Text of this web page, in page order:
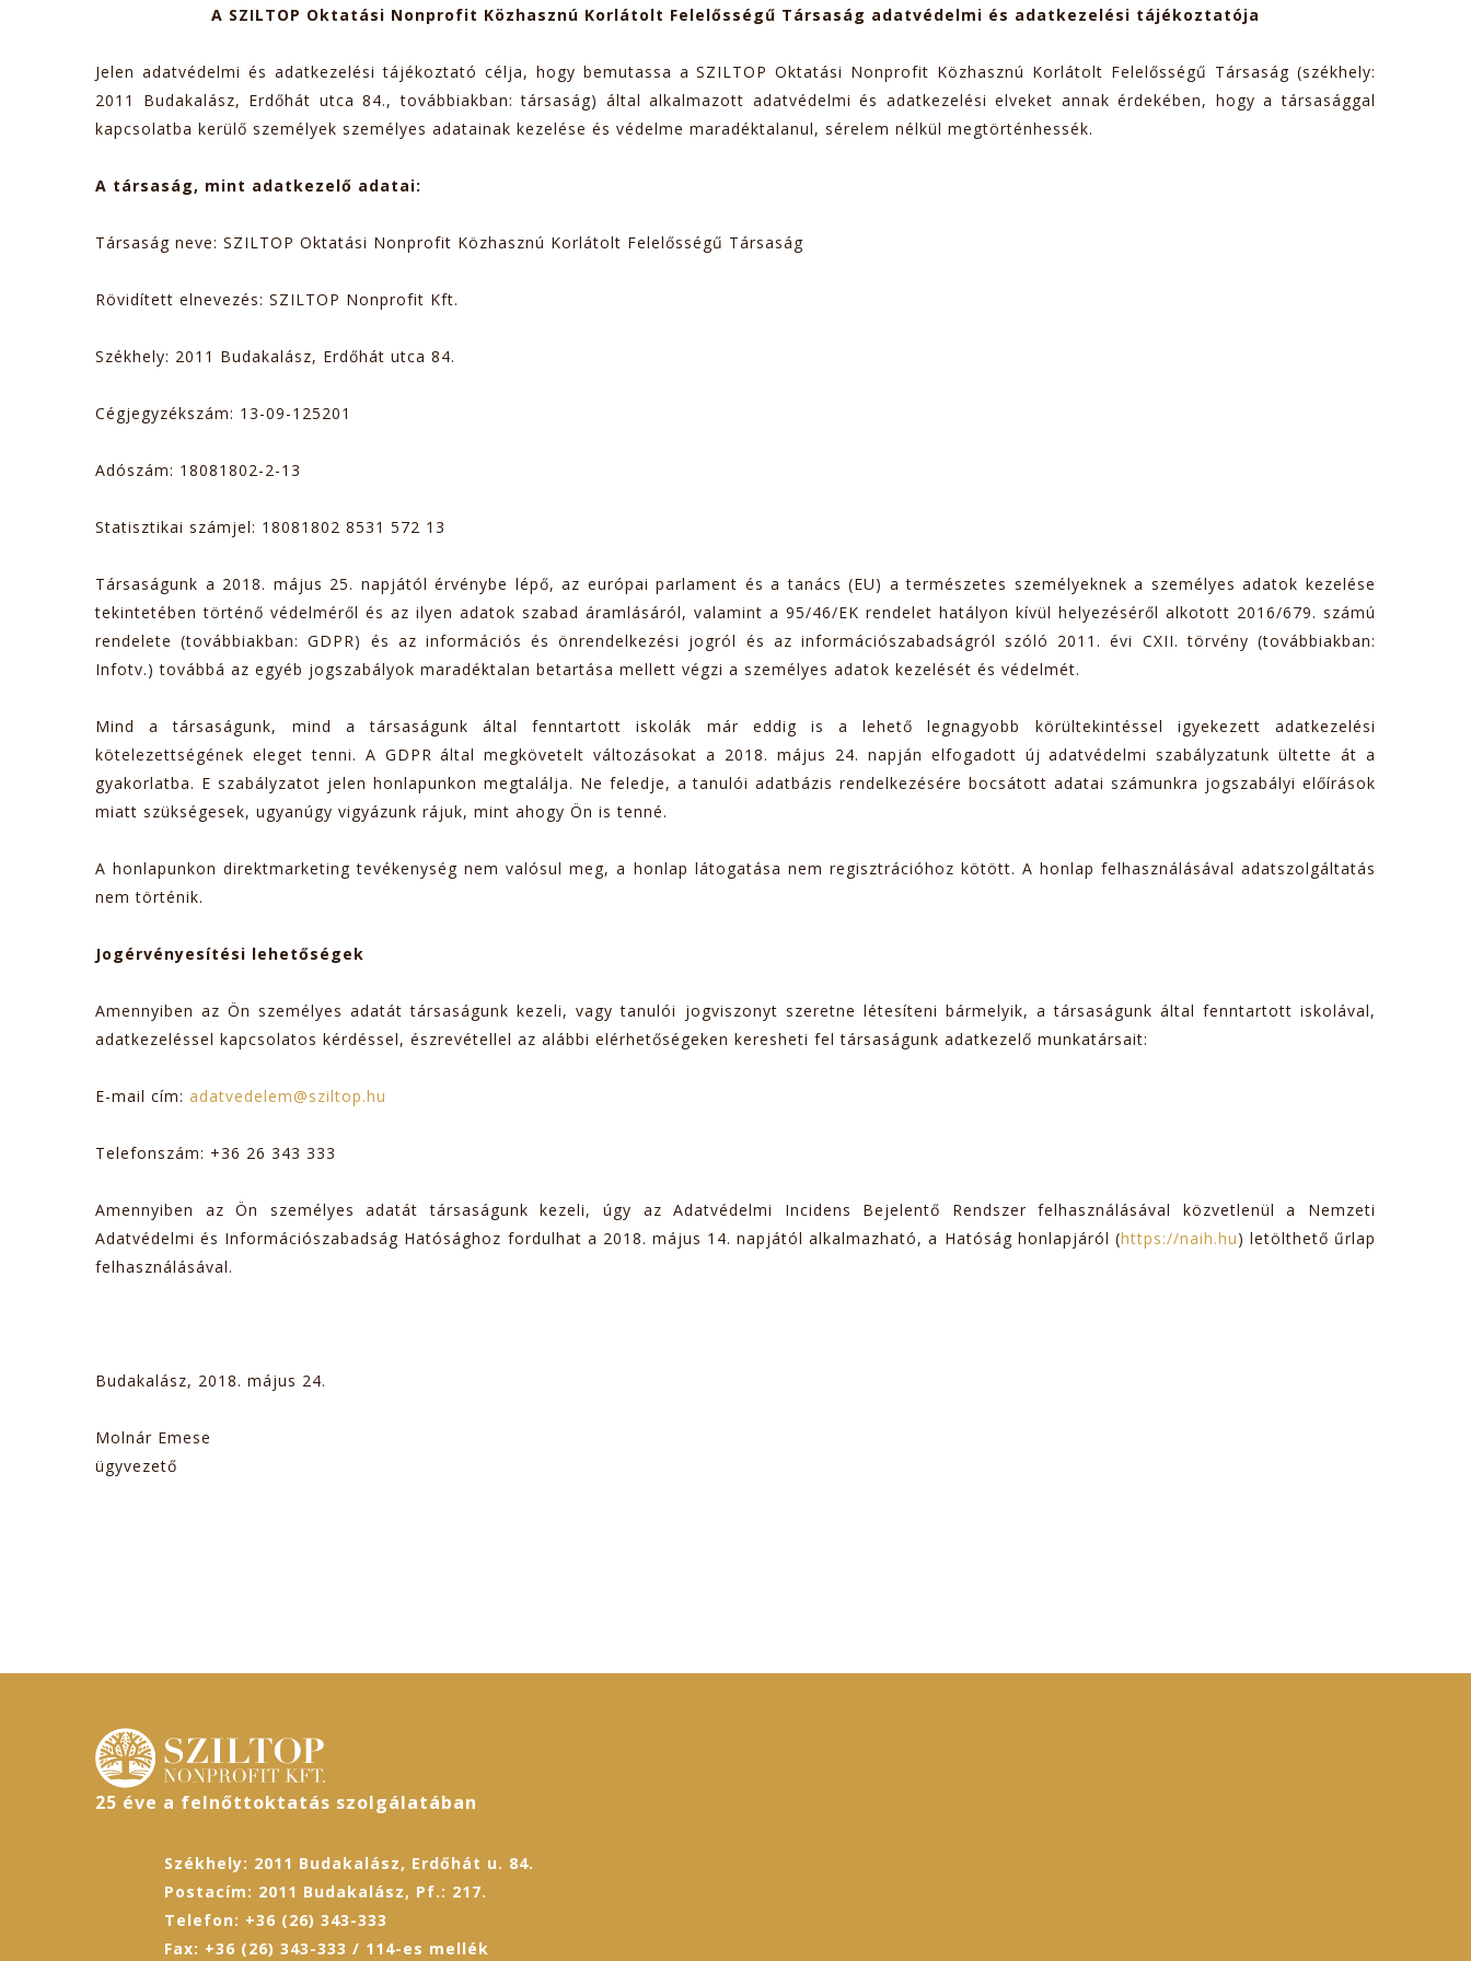
A SZILTOP Oktatási Nonprofit Közhasznú Korlátolt Felelősségű Társaság adatvédelmi és adatkezelési tájékoztatója
Jelen adatvédelmi és adatkezelési tájékoztató célja, hogy bemutassa a SZILTOP Oktatási Nonprofit Közhasznú Korlátolt Felelősségű Társaság (székhely:
2011 Budakalász, Erdőhát utca 84., továbbiakban: társaság) által alkalmazott adatvédelmi és adatkezelési elveket annak érdekében, hogy a társasággal
kapcsolatba kerülő személyek személyes adatainak kezelése és védelme maradéktalanul, sérelem nélkül megtörténhessék.
A társaság, mint adatkezelő adatai:
Társaság neve: SZILTOP Oktatási Nonprofit Közhasznú Korlátolt Felelősségű Társaság
Rövidített elnevezés: SZILTOP Nonprofit Kft.
Székhely: 2011 Budakalász, Erdőhát utca 84.
Cégjegyzékszám: 13-09-125201
Adószám: 18081802-2-13
Statisztikai számjel: 18081802 8531 572 13
Társaságunk a 2018. május 25. napjától érvénybe lépő, az európai parlament és a tanács (EU) a természetes személyeknek a személyes adatok kezelése
tekintetében történő védelméről és az ilyen adatok szabad áramlásáról, valamint a 95/46/EK rendelet hatályon kívül helyezéséről alkotott 2016/679. számú
rendelete (továbbiakban: GDPR) és az információs és önrendelkezési jogról és az információszabadságról szóló 2011. évi CXII. törvény (továbbiakban:
Infotv.) továbbá az egyéb jogszabályok maradéktalan betartása mellett végzi a személyes adatok kezelését és védelmét.
Mind a társaságunk, mind a társaságunk által fenntartott iskolák már eddig is a lehető legnagyobb körültekintéssel igyekezett adatkezelési
kötelezettségének eleget tenni. A GDPR által megkövetelt változásokat a 2018. május 24. napján elfogadott új adatvédelmi szabályzatunk ültette át a
gyakorlatba. E szabályzatot jelen honlapunkon megtalálja. Ne feledje, a tanulói adatbázis rendelkezésére bocsátott adatai számunkra jogszabályi előírások
miatt szükségesek, ugyanúgy vigyázunk rájuk, mint ahogy Ön is tenné.
A honlapunkon direktmarketing tevékenység nem valósul meg, a honlap látogatása nem regisztrációhoz kötött. A honlap felhasználásával adatszolgáltatás
nem történik.
Jogérvényesítési lehetőségek
Amennyiben az Ön személyes adatát társaságunk kezeli, vagy tanulói jogviszonyt szeretne létesíteni bármelyik, a társaságunk által fenntartott iskolával,
adatkezeléssel kapcsolatos kérdéssel, észrevétellel az alábbi elérhetőségeken keresheti fel társaságunk adatkezelő munkatársait:
E-mail cím: adatvedelem@sziltop.hu
Telefonszám: +36 26 343 333
Amennyiben az Ön személyes adatát társaságunk kezeli, úgy az Adatvédelmi Incidens Bejelentő Rendszer felhasználásával közvetlenül a Nemzeti
Adatvédelmi és Információszabadság Hatósághoz fordulhat a 2018. május 14. napjától alkalmazható, a Hatóság honlapjáról (https://naih.hu) letölthető űrlap
felhasználásával.
Budakalász, 2018. május 24.
Molnár Emese
ügyvezető
25 éve a felnőttoktatás szolgálatában
Székhely: 2011 Budakalász, Erdőhát u. 84.
Postacím: 2011 Budakalász, Pf.: 217.
Telefon: +36 (26) 343-333
Fax: +36 (26) 343-333 / 114-es mellék